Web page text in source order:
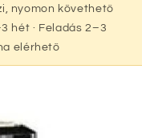
nyomon követhető
hét · Feladás 2–3
elérhető